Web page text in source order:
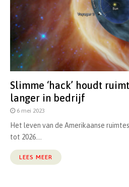
Slimme ‘hack’ houdt
langer in bedrijf
6 mei 2023
Het leven van de Amerikaanse
tot 2026....
LEES MEER